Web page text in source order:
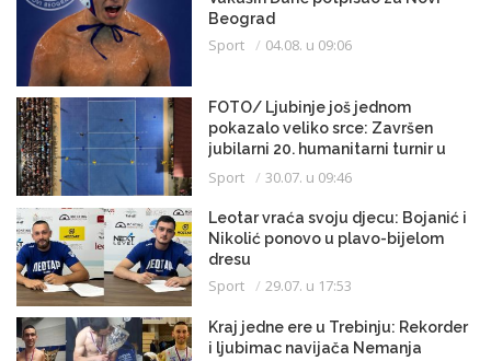
Beograd
Sport 04.08. u 09:06
FOTO/ Ljubinje još jednom
pokazalo veliko srce: Završen
jubilarni 20. humanitarni turnir u
malom fudbalu
Sport 30.07. u 09:46
Leotar vraća svoju djecu: Bojanić i
Nikolić ponovo u plavo-bijelom
dresu
Sport 29.07. u 17:53
Kraj jedne ere u Trebinju: Rekorder
i ljubimac navijača Nemanja